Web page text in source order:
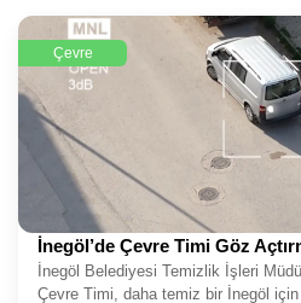
Çevre
İnegöl’de Çevre Timi Göz
İnegöl Belediyesi Temizlik İşleri
Çevre Timi, daha temiz bir İnegöl